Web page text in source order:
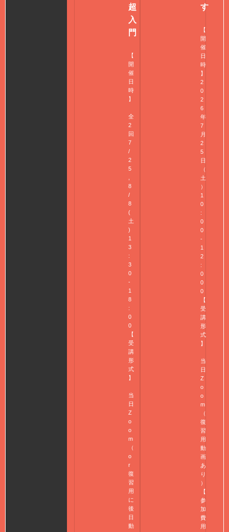
超
入
門
【
開
催
日
時
】
全
2
回
7
/
2
5
8
/
8
(
土
)
1
3
:
3
0
-
1
8
:
0
0
【
受
講
形
式
】
当
日
Z
o
o
m
（
o
r
復
習
用
に
後
日
動
す
【
開
催
日
時
】
2
0
2
6
年
7
月
2
5
日
（
土
）
1
0
:
0
0
-
1
2
:
0
0
0
【
受
講
形
式
】
当
日
Z
o
o
m
（
復
習
用
動
画
あ
り
）
【
参
加
費
用